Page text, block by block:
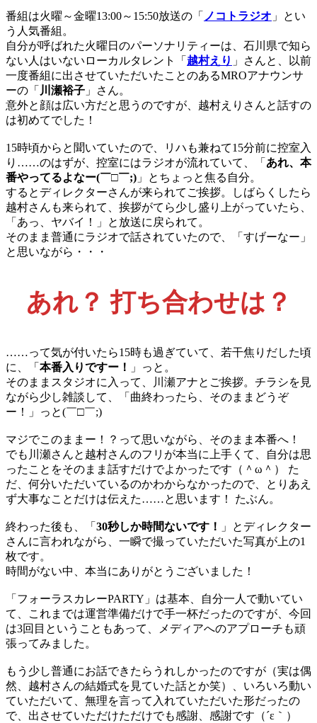
番組は火曜～金曜13:00～15:50放送の「 ノコトラジオ 」とい
う人気番組。
自分が呼ばれた火曜日のパーソナリティーは、石川県で知ら
ない人はいないローカルタレント「 越村えり 」さんと、以前
一度番組に出させていただいたことのあるMROアナウンサ
ーの「 川瀬裕子 」さん。
意外と顔は広い方だと思うのですが、越村えりさんと話すの
は初めてでした！
15時頃からと聞いていたので、リハも兼ねて15分前に控室入
り……のはずが、控室にはラジオが流れていて、「 あれ、本
番やってるよなー(￣□￣;) 」とちょっと焦る自分。
するとディレクターさんが来られてご挨拶。しばらくしたら
越村さんも来られて、挨拶がてら少し盛り上がっていたら、
「あっ、ヤバイ！」と放送に戻られて。
そのまま普通にラジオで話されていたので、「すげーなー」
と思いながら・・・
あれ？ 打ち合わせは？
……って気が付いたら15時も過ぎていて、若干焦りだした頃
に、「 本番入りですー！
」っと。
そのままスタジオに入って、川瀬アナとご挨拶。チラシを見
ながら少し雑談して、「曲終わったら、そのままどうぞ
ー！」っと(￣□￣;)
マジでこのままー！？って思いながら、そのまま本番へ！
でも川瀬さんと越村さんのフリが本当に上手くて、自分は思
ったことをそのまま話すだけでよかったです（＾ω＾） た
だ、何分いただいているのかわからなかったので、とりあえ
ず大事なことだけは伝えた……と思います！ たぶん。
終わった後も、「 30秒しか時間ないです！
」とディレクター
さんに言われながら、一瞬で撮っていただいた写真が上の1
枚です。
時間がない中、本当にありがとうございました！
「フォーラスカレーPARTY」は基本、自分一人で動いてい
て、これまでは運営準備だけで手一杯だったのですが、今回
は3回目ということもあって、メディアへのアプローチも頑
張ってみました。
もう少し普通にお話できたらうれしかったのですが（実は偶
然、越村さんの結婚式を見ていた話とか笑）、いろいろ動い
ていただいて、無理を言って入れていただいた形だったの
で、出させていただけただけでも感謝、感謝です（´ε｀）